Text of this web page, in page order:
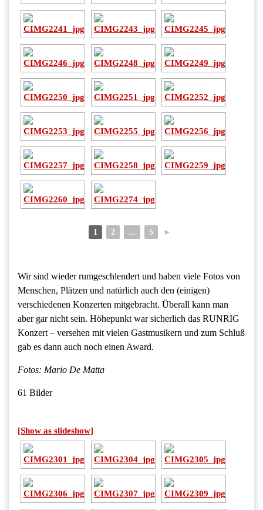
1 2 ... 5 ►
Wir sind wieder rumgeschlendert und haben viele Fotos von
Menschen, Plätzen und natürlich auch den (einigen)
verschiedenen Konzerten mitgebracht. Überall kann man
aber gar nicht sein. Höhepunkt war sicherlich das RUNRIG
Konzert – versehen mit vielen Gastmusikern und zum Schluß
gab es dann auch noch einen Award.
Fotos: Mario De Matta
61 Bilder
[Show as slideshow]